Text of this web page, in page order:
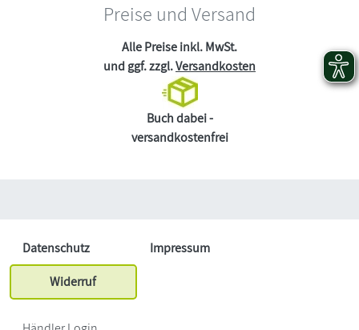
Preise und Versand
Alle Preise inkl. MwSt.
und ggf. zzgl.Versandkosten
Buch dabei -
versandkostenfrei
Datenschutz
Impressum
Widerruf